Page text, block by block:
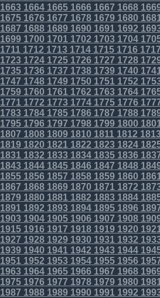
16631664166516661667 1668
167516761677 167816791680
1687 16881689169016911692
1699170017011702 17031704
17111712 17131714171517161717
17231724172517261727 1728
173517361737 173817391740
1747 17481749175017511752
1759176017611762 17631764
17711772 1773177417751776
17831784178517861787 1788
179517961797 179817991800
1807 18081809181018111812
1819182018211822 18231824
18311832 1833183418351836
18431844184518461847 1848
185518561857 185818591860
1867 18681869187018711872
1879188018811882 18831884
18911892 1893189418951896
19031904190519061907 1908
191519161917 191819191920
1927 19281929193019311932
1939194019411942 19431944
19511952 1953195419551956
19631964196519661967 1968
197519761977 197819791980
1987 19881989199019911992